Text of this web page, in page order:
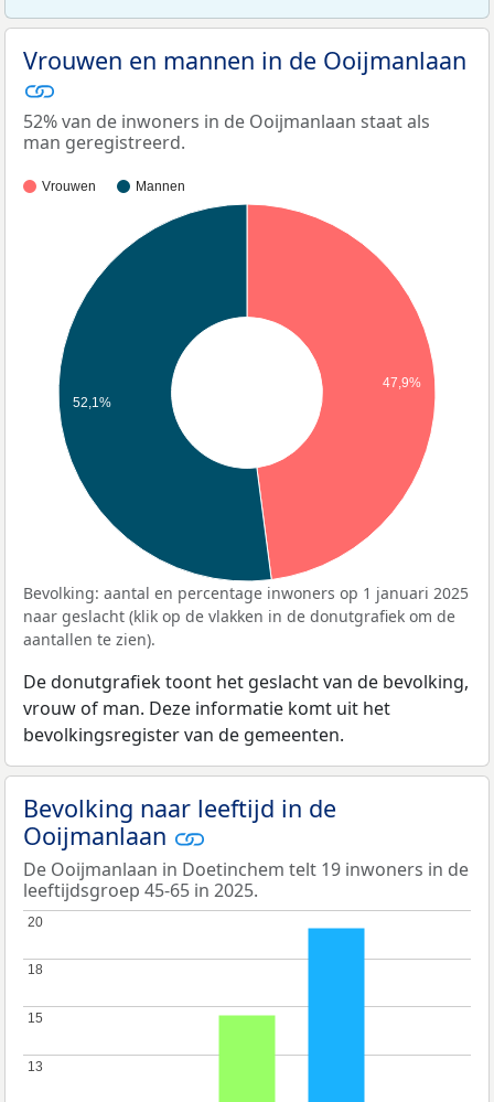
Vrouwen en mannen in de Ooijmanlaan
52% van de inwoners in de Ooijmanlaan staat als
man geregistreerd.
Vrouwen Mannen
47,9%
52,1%
Bevolking: aantal en percentage inwoners op 1 januari 2025
naar geslacht (klik op de vlakken in de donutgrafiek om de
aantallen te zien).
De donutgrafiek toont het geslacht van de bevolking,
vrouw of man. Deze informatie komt uit het
bevolkingsregister van de gemeenten.
Bevolking naar leeftijd in de
Ooijmanlaan
De Ooijmanlaan in Doetinchem telt 19 inwoners in de
leeftijdsgroep 45-65 in 2025.
13
13
15
15
18
18
20
20